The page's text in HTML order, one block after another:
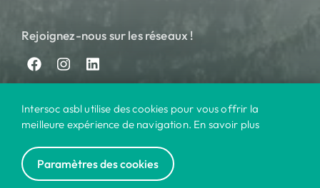
Rejoignez-nous sur les réseaux !
© 2024 Intersoc
Intersoc asbl utilise des cookies pour vous offrir la
meilleure expérience de navigation. En savoir plus
Paramètres des cookies